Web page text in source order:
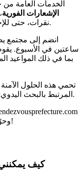
الخدمات العامة من
الإشعارات الفورية
نقرات، حتى.
بما في ذلك المواعيد
تحمي هذه الحلول الآمنة
المرتبط بالبحث اليدوي: ركز على الأهم بينما تعمل تقنيتنا من أجلك.
وحوّل تجربتك في الخدمات العامة إلى الأفضل!
كيف